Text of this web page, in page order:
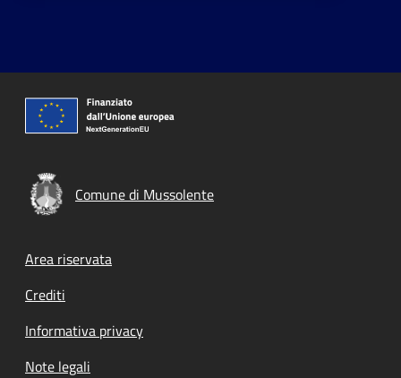
Comune di Mussolente
Footer menu
Area riservata
Crediti
Informativa privacy
Note legali